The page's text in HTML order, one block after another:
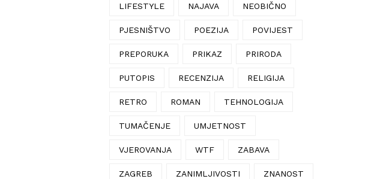
LIFESTYLE NAJAVA NEOBIČNO
PJESNIŠTVO POEZIJA POVIJEST
PREPORUKA PRIKAZ PRIRODA
PUTOPIS RECENZIJA RELIGIJA
RETRO ROMAN TEHNOLOGIJA
TUMAČENJE UMJETNOST
VJEROVANJA WTF ZABAVA
ZAGREB ZANIMLJIVOSTI ZNANOST